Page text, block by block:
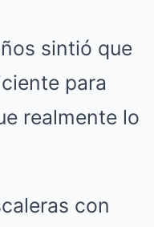
sintió que
para
realmente lo
con